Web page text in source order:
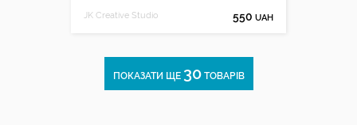
JK Creative Studio 550 UAH
ПОКАЗАТИ ЩЕ 30ТОВАРІВ